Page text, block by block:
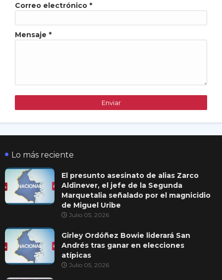
Correo electrónico *
Mensaje *
Lo más reciente
El presunto asesinato de alias Zarco
Aldinever, el jefe de la Segunda
Marquetalia señalado por el magnicidio
de Miguel Uribe
Julio 05, 2026
Girley Ordóñez Bowie liderará San
Andrés tras ganar en elecciones
atípicas
Julio 05, 2026